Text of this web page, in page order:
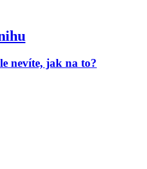
nevíte, jak na to?